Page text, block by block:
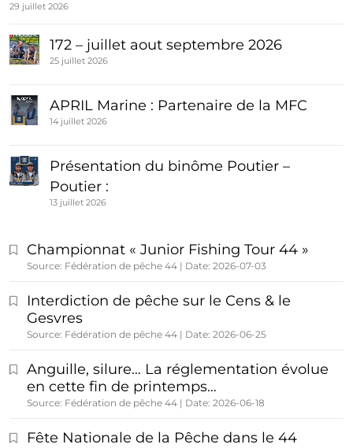
29 juillet 2026
172 – juillet aout septembre 2026
25 juillet 2026
APRIL Marine : Partenaire de la MFC
14 juillet 2026
Présentation du binôme Poutier –
Poutier :
13 juillet 2026
Championnat « Junior Fishing Tour 44 »
Source: Fédération de pêche 44 Date: 2026-07-03
Interdiction de pêche sur le Cens & le
Gesvres
Source: Fédération de pêche 44 Date: 2026-06-25
Anguille, silure… La réglementation évolue
en cette fin de printemps…
Source: Fédération de pêche 44 Date: 2026-06-18
Fête Nationale de la Pêche dans le 44